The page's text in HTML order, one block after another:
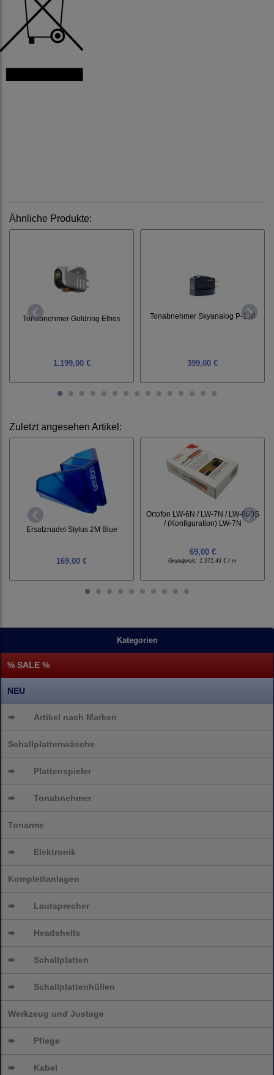
Kategorien
% SALE %
NEU
➨ Artikel nach Marken
Schallplattenwäsche
➨ Plattenspieler
➨ Tonabnehmer
Tonarme
➨ Elektronik
Komplettanlagen
➨ Lautsprecher
➨ Headshells
➨ Schallplatten
➨ Schallplattenhüllen
Werkzeug und Justage
➨ Pflege
➨ Kabel
Ähnliche Produkte:
Tonabnehmer Goldring Ethos
1.199,00 €
Tonabnehmer Skyanalog P-1 M
399,00 €
Zuletzt angesehen Artikel:
Ersatznadel Stylus 2M Blue
169,00 €
Ortofon LW-6N / LW-7N / LW-800S
/ (Konfiguration) LW-7N
69,00 €
Grundpreis: 1.971,43 € / m